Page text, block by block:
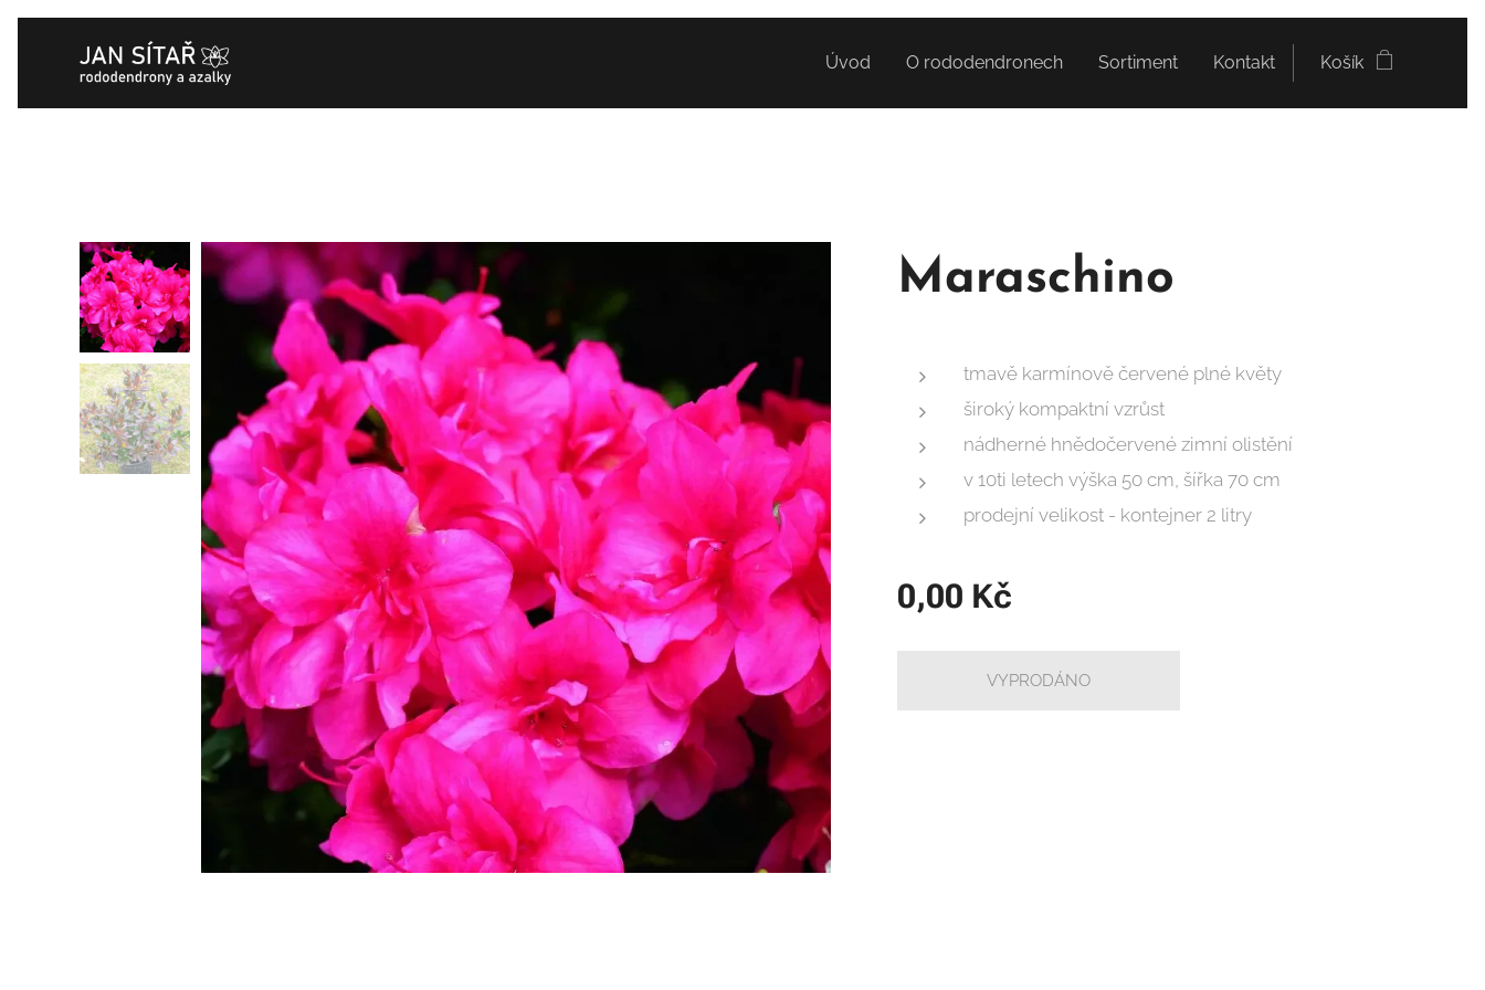
Úvod O rododendronech Sortiment Kontakt Košík
Maraschino
tmavě karmínově červené plné květy
široký kompaktní vzrůst
nádherné hnědočervené zimní olistění
v 10ti letech výška 50 cm, šířka 70 cm
prodejní velikost - kontejner 2 litry
0,00 Kč
VYPRODÁNO